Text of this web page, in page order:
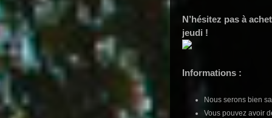
N’hésitez pas à
jeudi !
Informations :
Nous serons bien
Vous pouvez avoir